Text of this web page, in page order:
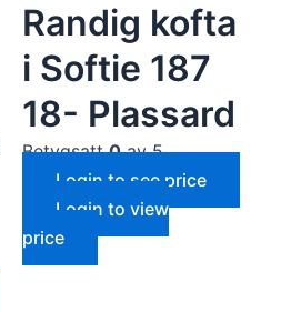
Randig kofta
i Softie 187
18- Plassard
Betygsatt0av 5
Login to see price
Login to view
price